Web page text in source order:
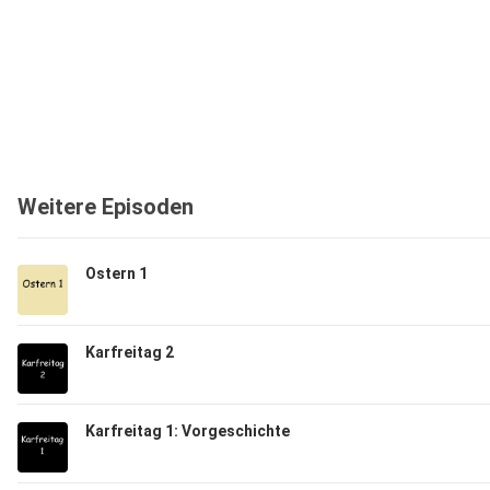
Weitere Episoden
Ostern 1
Karfreitag 2
Karfreitag 1: Vorgeschichte